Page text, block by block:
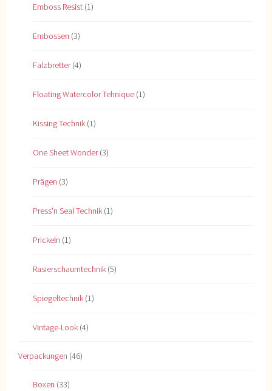
Emboss Resist (1)
Embossen (3)
Falzbretter(4)
Floating Watercolor Tehnique (1)
Kissing Technik (1)
One Sheet Wonder(3)
Prägen (3)
Press'n Seal Technik (1)
Prickeln (1)
Rasierschaumtechnik (5)
Spiegeltechnik (1)
Vintage-Look (4)
Verpackungen (46)
Boxen (33)